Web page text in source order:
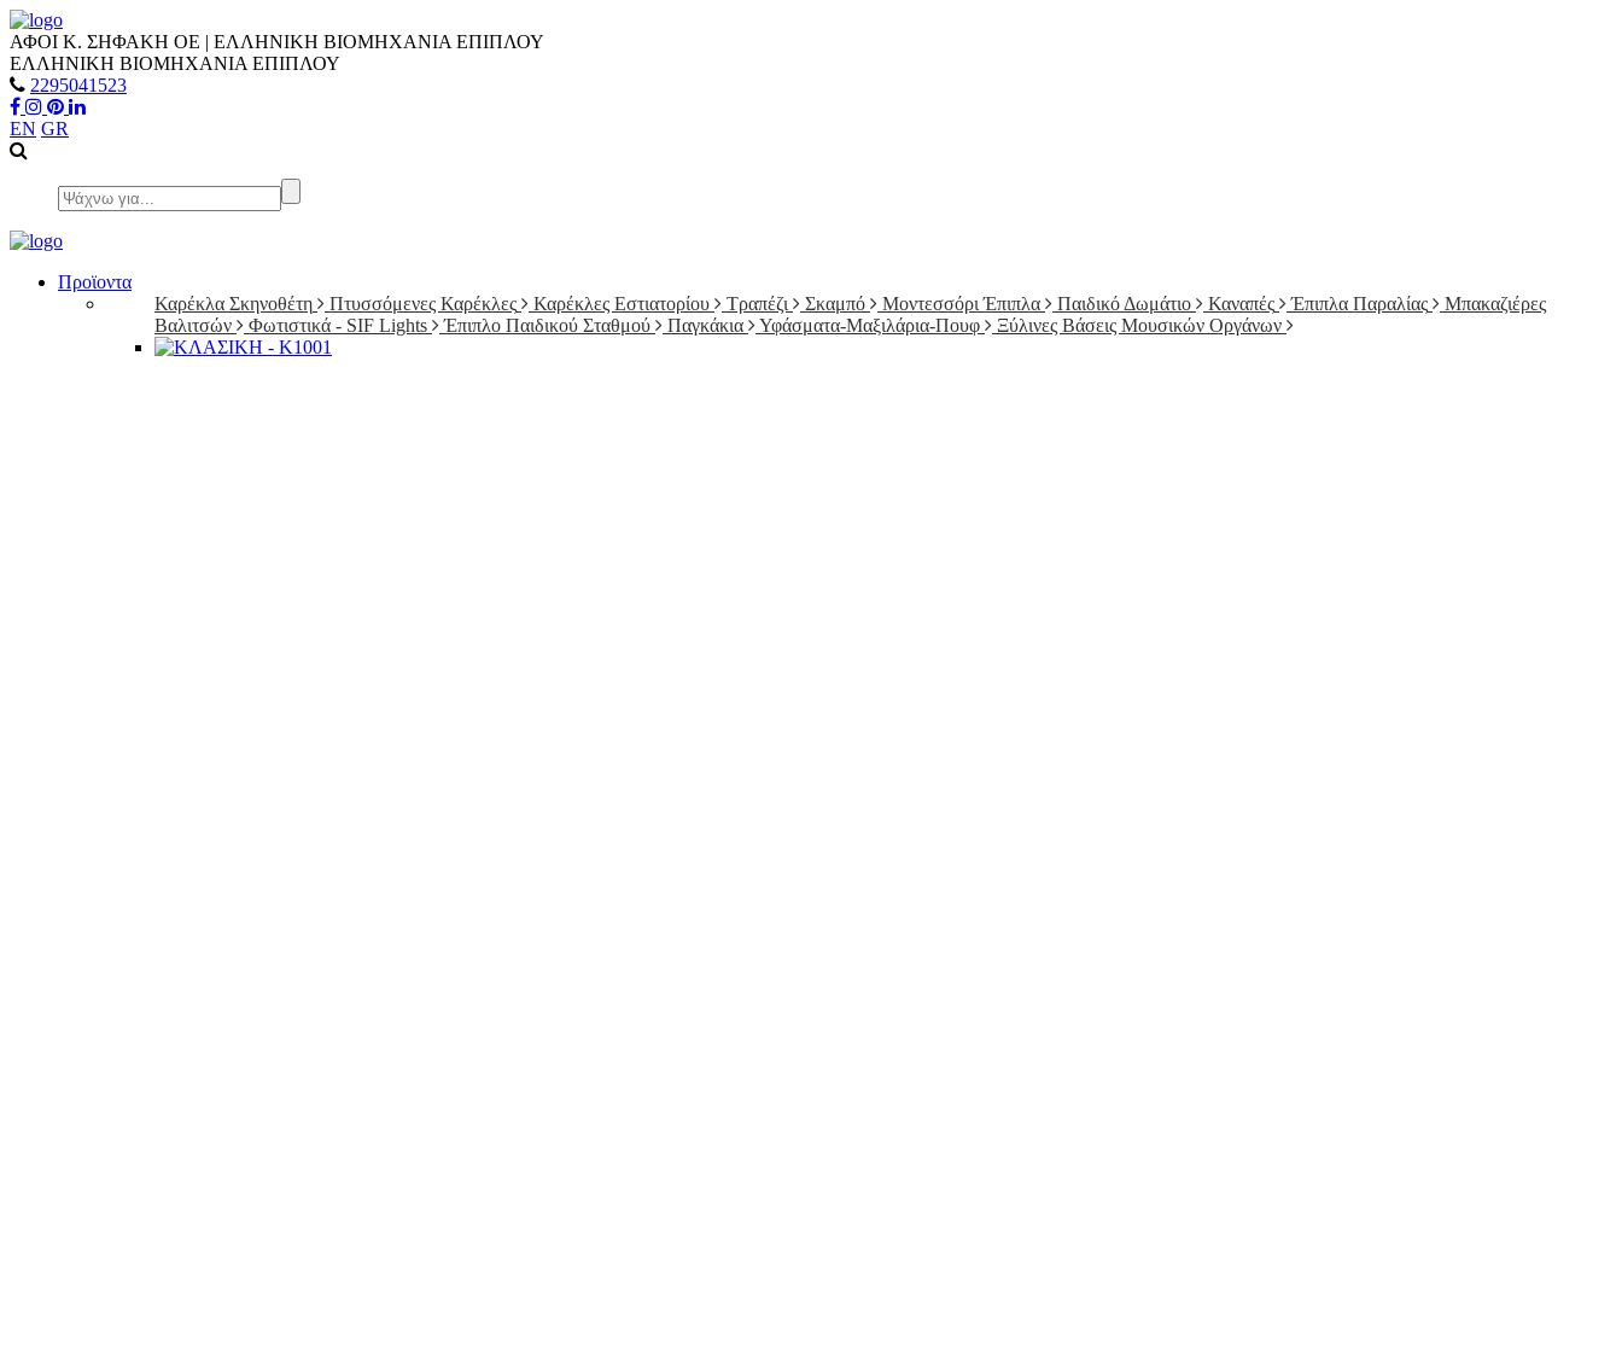
ΑΦΟΙ Κ. ΣΗΦΑΚΗ ΟΕ | ΕΛΛΗΝΙΚΗ ΒΙΟΜΗΧΑΝΙΑ ΕΠΙΠΛΟΥ
ΕΛΛΗΝΙΚΗ ΒΙΟΜΗΧΑΝΙΑ ΕΠΙΠΛΟΥ
2295041523
EN GR
Προϊοντα
Καρέκλα Σκηνοθέτη
Πτυσσόμενες Καρέκλες Καρέκλες Εστιατορίου Τραπέζι Σκαμπό Μοντεσσόρι Έπιπλα Παιδικό Δωμάτιο Καναπές Έπιπλα Παραλίας
Μπακαζιέρες
Βαλιτσών
Φωτιστικά - SIF Lights Έπιπλο Παιδικού Σταθμού Παγκάκια Υφάσματα-Μαξιλάρια-Πουφ Ξύλινες Βάσεις Μουσικών Οργάνων